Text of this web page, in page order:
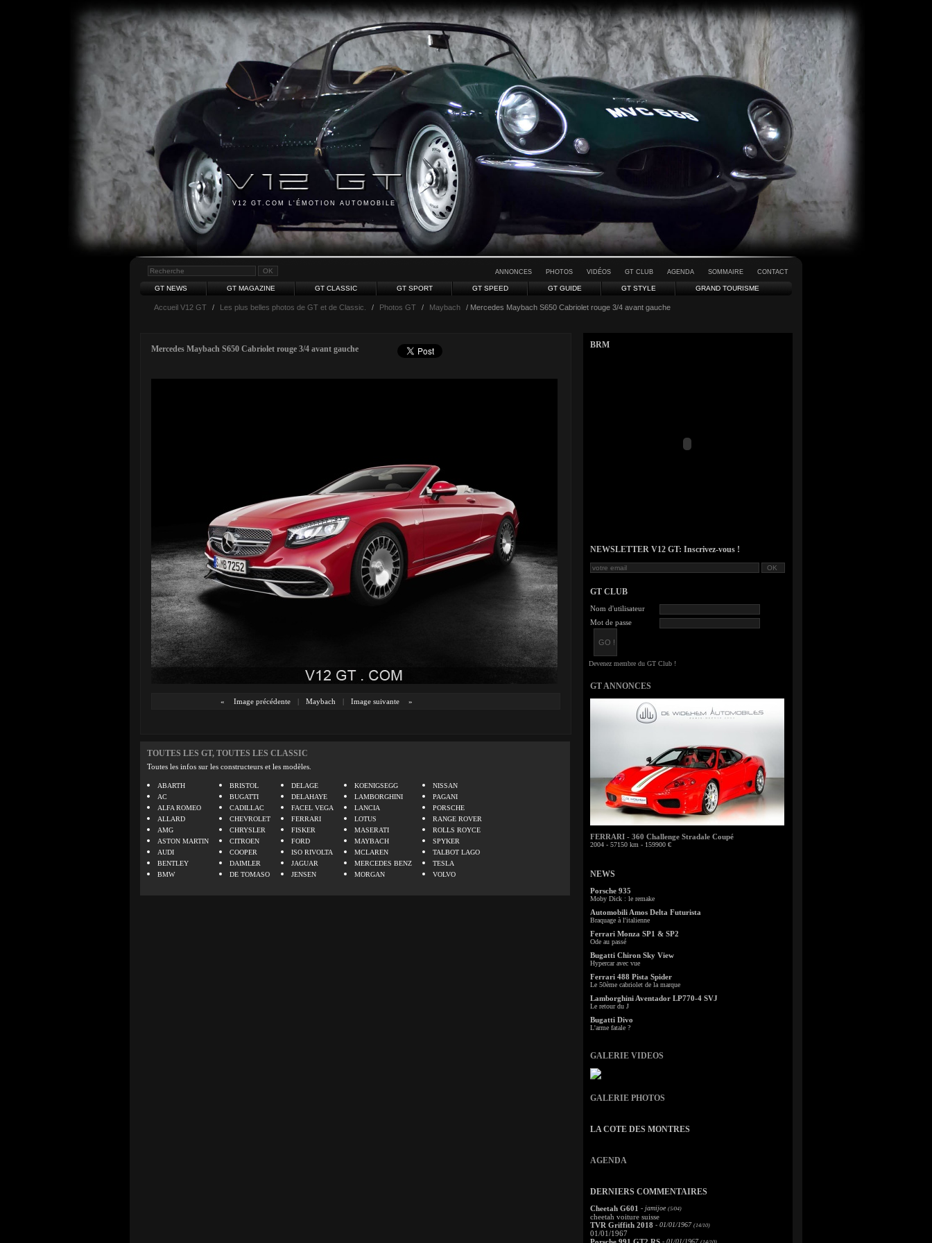
V12 GT.COM L'ÉMOTION AUTOMOBILE
ANNONCES PHOTOS VIDÉOS GT CLUB AGENDA SOMMAIRE CONTACT
GT NEWS GT MAGAZINE GT CLASSIC GT SPORT GT SPEED GT GUIDE GT STYLE GRAND TOURISME
Accueil V12 GT / Les plus belles photos de GT et de Classic. / Photos GT / Maybach / Mercedes Maybach S650 Cabriolet rouge 3/4 avant gauche
Mercedes Maybach S650 Cabriolet rouge 3/4 avant gauche
« Image précédente | Maybach | Image suivante »
TOUTES LES GT, TOUTES LES CLASSIC
Toutes les infos sur les constructeurs et les modèles.
ABARTH
AC
ALFA ROMEO
ALLARD
AMG
ASTON MARTIN
AUDI
BENTLEY
BMW
BRISTOL
BUGATTI
CADILLAC
CHEVROLET
CHRYSLER
CITROEN
COOPER
DAIMLER
DE TOMASO
DELAGE
DELAHAYE
FACEL VEGA
FERRARI
FISKER
FORD
ISO RIVOLTA
JAGUAR
JENSEN
KOENIGSEGG
LAMBORGHINI
LANCIA
LOTUS
MASERATI
MAYBACH
MCLAREN
MERCEDES BENZ
MORGAN
NISSAN
PAGANI
PORSCHE
RANGE ROVER
ROLLS ROYCE
SPYKER
TALBOT LAGO
TESLA
VOLVO
BRM
NEWSLETTER V12 GT: Inscrivez-vous !
GT CLUB
Nom d'utilisateur
Mot de passe
GT ANNONCES
FERRARI - 360 Challenge Stradale Coupé
2004 - 57150 km - 159900 €
NEWS
Porsche 935
Moby Dick : le remake
Automobili Amos Delta Futurista
Braquage à l'italienne
Ferrari Monza SP1 & SP2
Ode au passé
Bugatti Chiron Sky View
Hypercar avec vue
Ferrari 488 Pista Spider
Le 50ème cabriolet de la marque
Lamborghini Aventador LP770-4 SVJ
Le retour du J
Bugatti Divo
L'arme fatale ?
GALERIE VIDEOS
GALERIE PHOTOS
LA COTE DES MONTRES
AGENDA
DERNIERS COMMENTAIRES
Cheetah G601 - jamijoe (5/04)
cheetah voiture suisse
TVR Griffith 2018 - 01/01/1967 (14/10)
01/01/1967
- 01/01/1967